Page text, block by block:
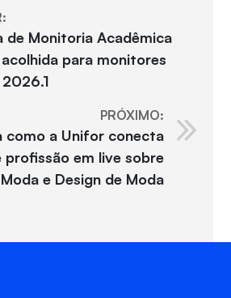
de Monitoria Acadêmica
para monitores
PRÓXIMO:
como a Unifor conecta
profissão em live sobre
e Design de Moda